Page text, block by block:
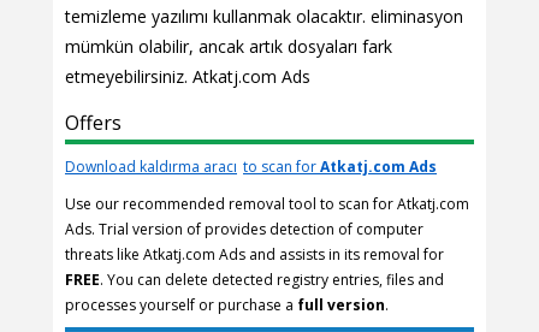
temizleme yazılımı kullanmak olacaktır. eliminasyon
mümkün olabilir, ancak artık dosyaları fark
etmeyebilirsiniz. Atkatj.com Ads
Offers
Download kaldırma aracı to scan forAtkatj.com Ads
Use our recommended removal tool to scan for Atkatj.com
Ads. Trial version of provides detection of computer
threats like Atkatj.com Ads and assists in its removal for
FREE. You can delete detected registry entries, files and
processes yourself or purchase a full version.